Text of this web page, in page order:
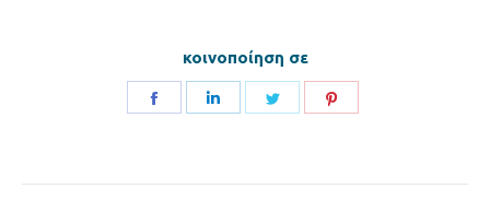
κοινοποίηση σε
Share